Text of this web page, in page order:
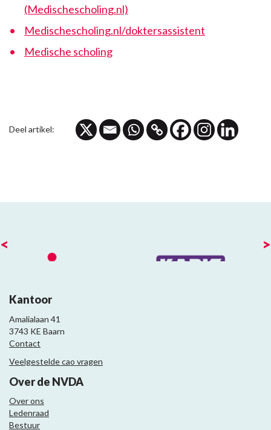
(Medischescholing.nl)
Medischescholing.nl/doktersassistent
Medische scholing
Deel artikel:
< >
Kantoor
Amalialaan 41
3743 KE Baarn
Contact
Veelgestelde cao vragen
Over de NVDA
Over ons
Ledenraad
Bestuur